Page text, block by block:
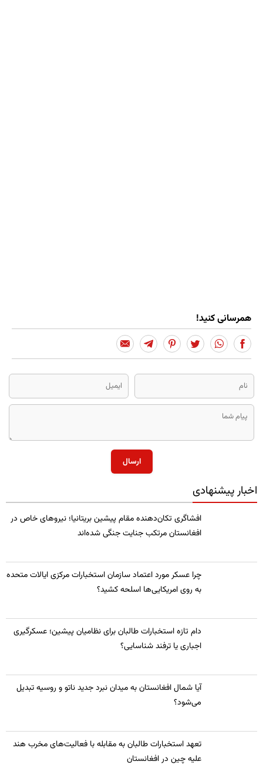
همرسانی کنید!
ارسال
اخبار پیشنهادی
​افشاگری تکان‌دهنده مقام پیشین بریتانیا؛ نیروهای خاص در
افغانستان مرتکب جنایت جنگی شده‌اند
چرا عسکر مورد اعتماد سازمان استخبارات مرکزی ایالات متحده
به روی امریکایی‌ها اسلحه کشید؟
​دام تازه استخبارات طالبان برای نظامیان پیشین؛ عسکرگیری
اجباری یا ترفند شناسایی؟
​آیا شمال افغانستان به میدان نبرد جدید ناتو و روسیه تبدیل
می‌شود؟
تعهد استخبارات طالبان به مقابله با فعالیت‌های مخرب هند
علیه چین در افغانستان